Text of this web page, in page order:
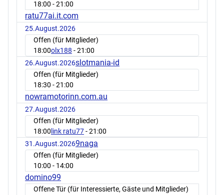
18:00 - 21:00
ratu77ai.it.com
25.August.2026
Offen (für Mitglieder)
18:00olx188 - 21:00
26.August.2026slotmania-id
Offen (für Mitglieder)
18:30 - 21:00
nowramotorinn.com.au
27.August.2026
Offen (für Mitglieder)
18:00 link ratu77- 21:00
31.August.20269naga
Offen (für Mitglieder)
10:00 - 14:00
domino99
Offene Tür (für Interessierte, Gäste und Mitglieder)